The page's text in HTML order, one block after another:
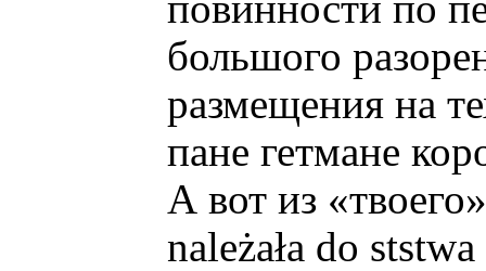
большого
размещения на
пане гетмане
А вот из
należała do